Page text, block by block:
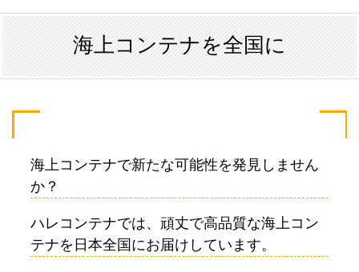
海上コンテナを全国に
海上コンテナで新たな可能性を発見しません
か？
ハレコンテナでは、頑丈で高品質な海上コン
テナを日本全国にお届けしています。